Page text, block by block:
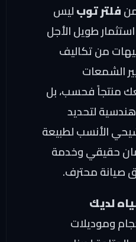
فلتر توبليس
طويل الأجل
من تكاليف
الشمعات
منتجاً فحسب، بل
لتحديد
الأنسب لطبيعة
حقيقي وخدمة
صيانة محترف.
لديك
وموديلات